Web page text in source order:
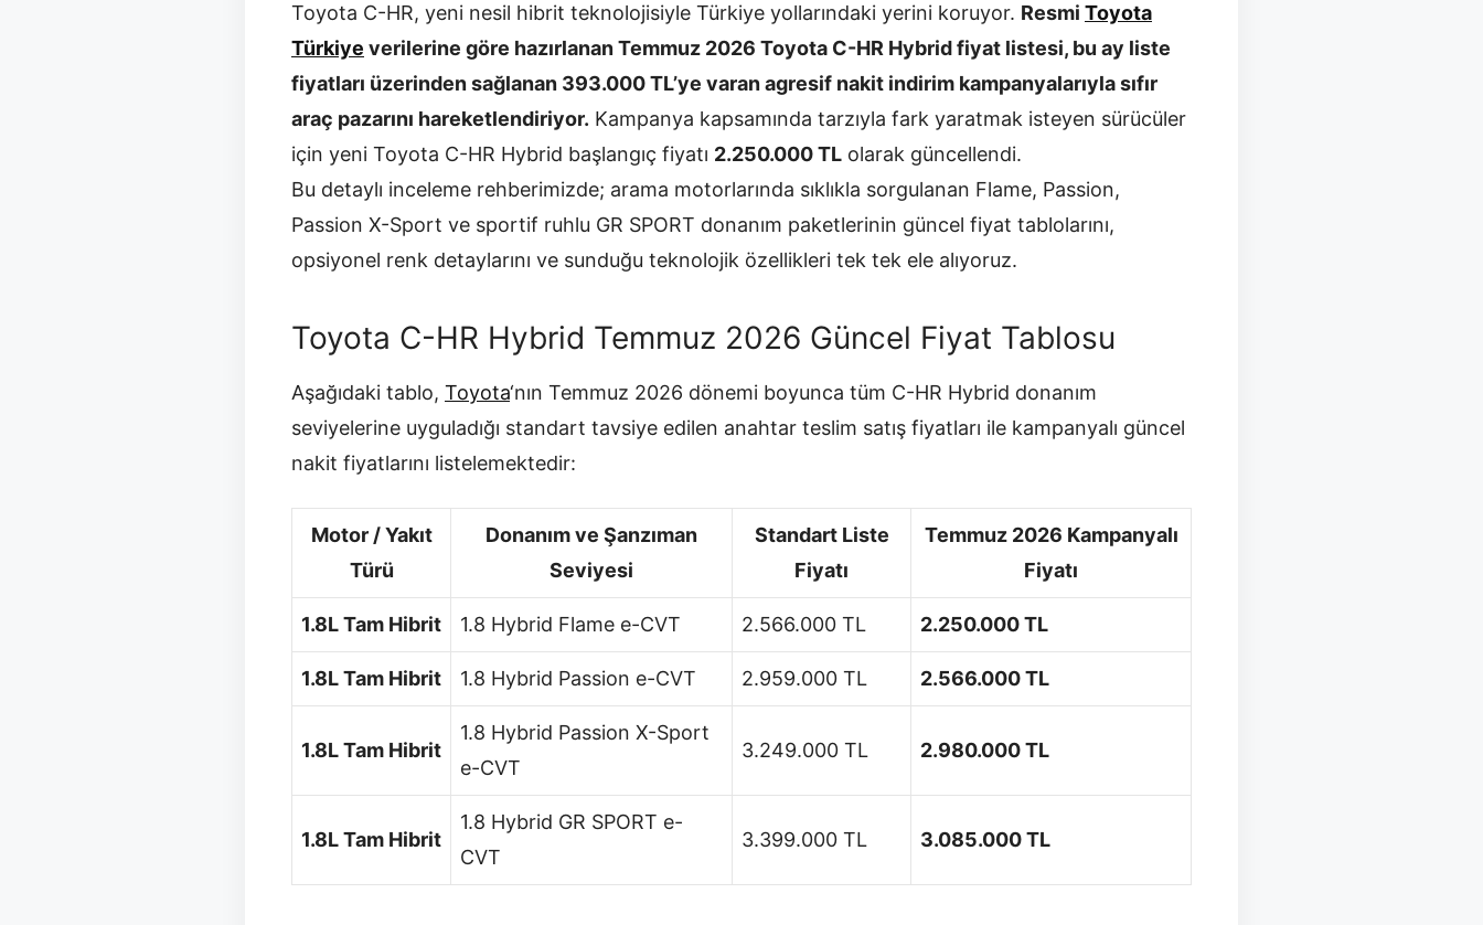
Toyota C-HR, yeni nesil hibrit teknolojisiyle Türkiye yollarındaki yerini koruyor. Resmi Toyota
Türkiye verilerine göre hazırlanan Temmuz 2026 Toyota C-HR Hybrid fiyat listesi, bu ay liste
fiyatları üzerinden sağlanan 393.000 TL’ye varan agresif nakit indirim kampanyalarıyla sıfır
araç pazarını hareketlendiriyor. Kampanya kapsamında tarzıyla fark yaratmak isteyen sürücüler
için yeni Toyota C-HR Hybrid başlangıç fiyatı 2.250.000 TL olarak güncellendi.
Bu detaylı inceleme rehberimizde; arama motorlarında sıklıkla sorgulanan Flame, Passion,
Passion X-Sport ve sportif ruhlu GR SPORT donanım paketlerinin güncel fiyat tablolarını,
opsiyonel renk detaylarını ve sunduğu teknolojik özellikleri tek tek ele alıyoruz.
Toyota C-HR Hybrid Temmuz 2026 Güncel Fiyat Tablosu
Aşağıdaki tablo, Toyota‘nın Temmuz 2026 dönemi boyunca tüm C-HR Hybrid donanım
seviyelerine uyguladığı standart tavsiye edilen anahtar teslim satış fiyatları ile kampanyalı güncel
nakit fiyatlarını listelemektedir:
Motor / Yakıt
Türü
Donanım ve Şanzıman
Seviyesi
Standart Liste
Fiyatı
Temmuz 2026 Kampanyalı
Fiyatı
1.8L Tam Hibrit 1.8 Hybrid Flame e-CVT 2.566.000 TL 2.250.000 TL
1.8L Tam Hibrit 1.8 Hybrid Passion e-CVT 2.959.000 TL 2.566.000 TL
1.8L Tam Hibrit
1.8 Hybrid Passion X-Sport
e-CVT
3.249.000 TL 2.980.000 TL
1.8L Tam Hibrit
1.8 Hybrid GR SPORT e-
CVT
3.399.000 TL 3.085.000 TL